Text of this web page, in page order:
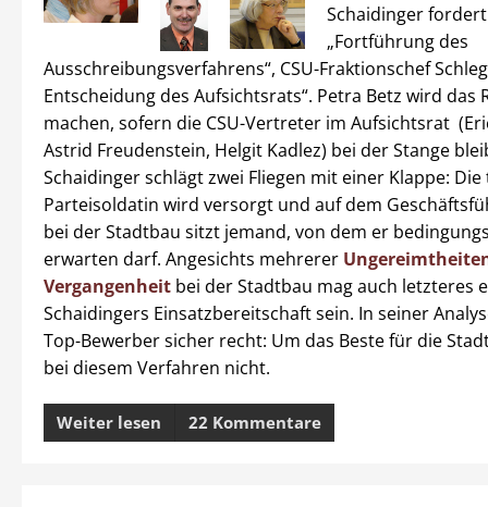
Schaidinger
„Fortführung des
Ausschreibungsverfahrens“, CSU-Fraktionschef
Entscheidung des Aufsichtsrats“. Petra Betz wird das
machen, sofern die CSU-Vertreter im Aufsichtsrat
Astrid Freudenstein, Helgit Kadlez) bei der Stange
Schaidinger schlägt zwei Fliegen mit einer Klappe:
Parteisoldatin wird versorgt und auf dem
bei der Stadtbau sitzt jemand, von dem er
erwarten darf. Angesichts mehrerer
Vergangenheit bei der Stadtbau mag auch letzteres
Schaidingers Einsatzbereitschaft sein. In seiner
Top-Bewerber sicher recht: Um das Beste für die
bei diesem Verfahren nicht.
Weiter lesen 22 Kommentare